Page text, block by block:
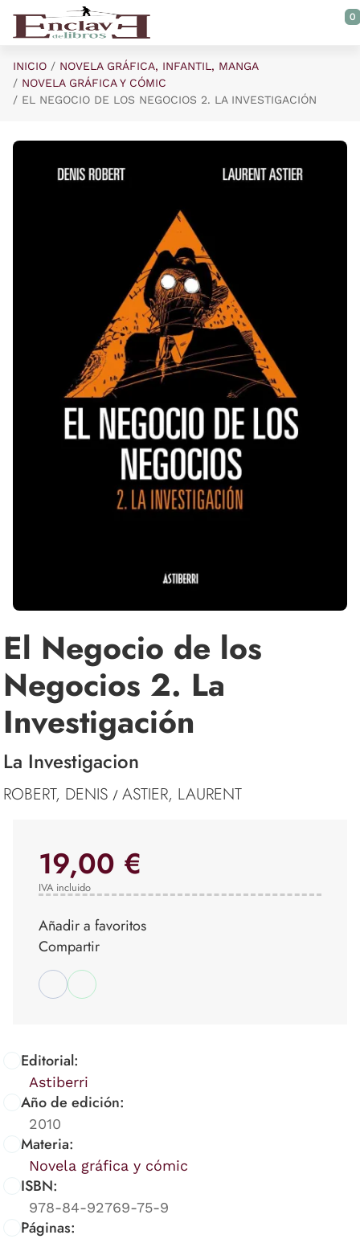
Saltar al contenido principal
0
INICIO
NOVELA GRÁFICA, INFANTIL, MANGA
NOVELA GRÁFICA Y CÓMIC
EL NEGOCIO DE LOS NEGOCIOS 2. LA INVESTIGACIÓN
El Negocio de los
Negocios 2. La
Investigación
La Investigacion
ROBERT, DENIS / ASTIER, LAURENT
Editorial:
Astiberri
Año de edición:
2010
Materia:
Novela gráfica y cómic
ISBN:
978-84-92769-75-9
Páginas:
19,00 €
IVA incluido
Añadir a favoritos
Compartir